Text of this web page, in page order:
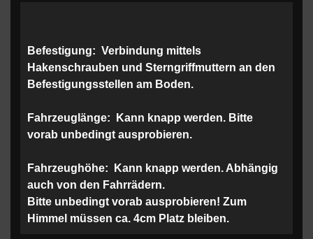
Befestigung: Verbindung mittels
Hakenschrauben und Sterngriffmuttern an den
Befestigungsstellen am Boden.
Fahrzeuglänge:
Kann knapp werden. Bitte
vorab unbedingt ausprobieren.
Fahrzeughöhe:
Kann knapp werden. Abhängig
auch von den Fahrrädern.
Bitte unbedingt vorab ausprobieren! Zum
Himmel müssen ca. 4cm Platz bleiben.